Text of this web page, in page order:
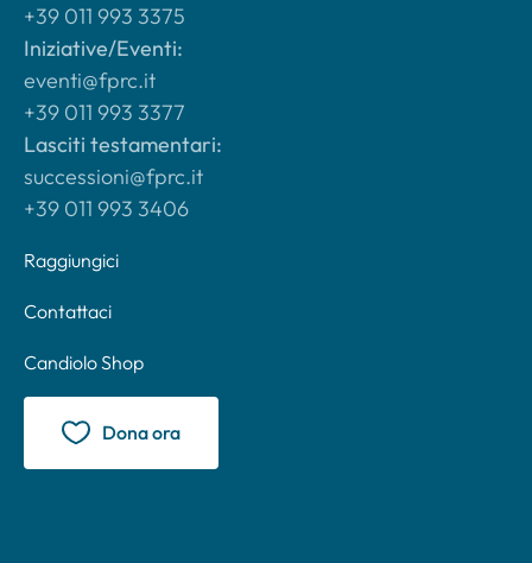
+39 011 993 3375
Iniziative/Eventi:
eventi@fprc.it
+39 011 993 3377
Lasciti testamentari:
successioni@fprc.it
+39 011 993 3406
Raggiungici
Contattaci
Candiolo Shop
Dona ora